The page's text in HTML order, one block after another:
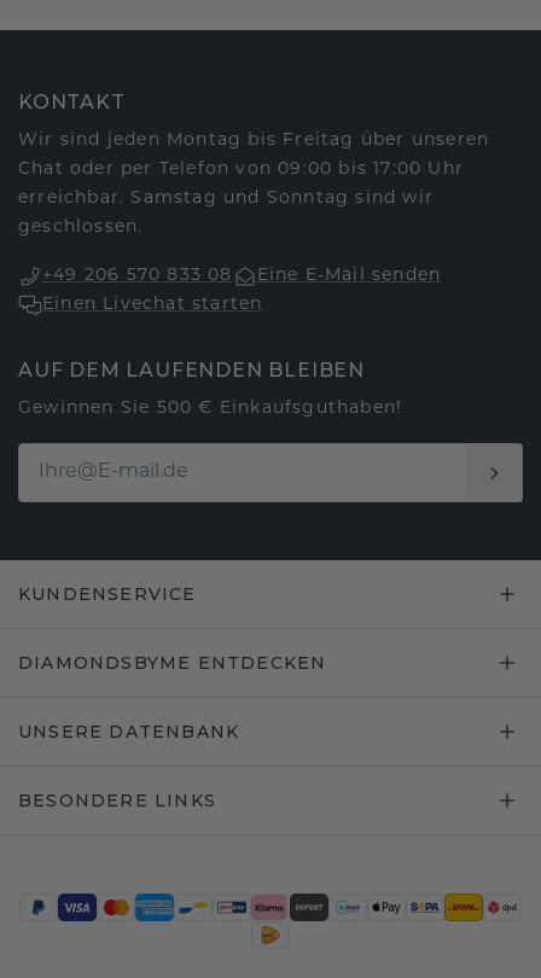
KONTAKT
Wir sind jeden Montag bis Freitag über unseren
Chat oder per Telefon von 09:00 bis 17:00 Uhr
erreichbar. Samstag und Sonntag sind wir
geschlossen.
+49 206 570 833 08
Eine E-Mail senden
Einen Livechat starten
AUF DEM LAUFENDEN BLEIBEN
Gewinnen Sie 500 € Einkaufsguthaben!
KUNDENSERVICE
DIAMONDSBYME ENTDECKEN
UNSERE DATENBANK
BESONDERE LINKS